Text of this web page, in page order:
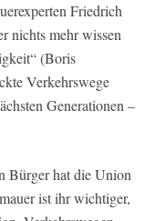
Friedrich
nichts mehr wissen
(Boris
Verkehrswege
Generationen –
Bürger hat die Union
ist ihr wichtiger,